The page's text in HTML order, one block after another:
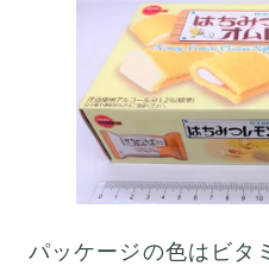
パッケージの色はビタ